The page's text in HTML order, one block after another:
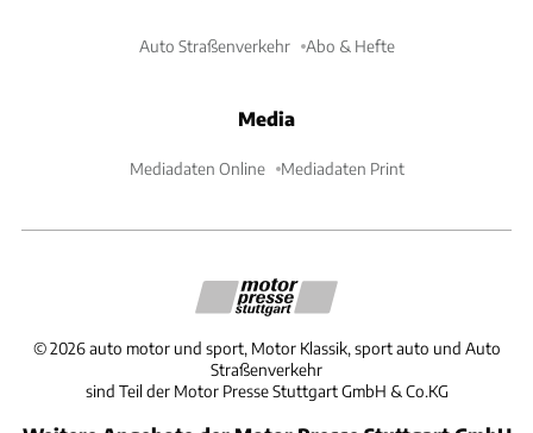
Auto Straßenverkehr Abo & Hefte
Media
Mediadaten Online Mediadaten Print
©2026 auto motor und sport, Motor Klassik, sport auto und Auto
Straßenverkehr
sind Teil der Motor Presse Stuttgart GmbH & Co.KG